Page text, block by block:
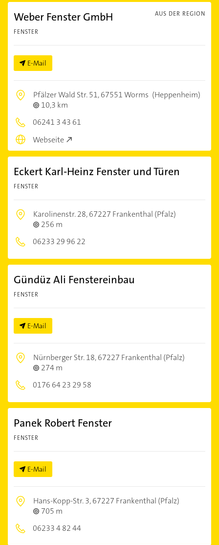
AUS DER REGION
Weber Fenster GmbH
FENSTER
E-Mail
Pfälzer Wald Str. 51,67551 Worms (Heppenheim)
10,3 km
06241 3 43 61
Webseite
Eckert Karl-Heinz Fenster und Türen
FENSTER
Karolinenstr. 28,67227 Frankenthal (Pfalz)
256 m
06233 29 96 22
Gündüz Ali Fenstereinbau
FENSTER
E-Mail
Nürnberger Str. 18,67227 Frankenthal (Pfalz)
274 m
0176 64 23 29 58
Panek Robert Fenster
FENSTER
E-Mail
Hans-Kopp-Str. 3,67227 Frankenthal (Pfalz)
705 m
06233 4 82 44